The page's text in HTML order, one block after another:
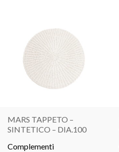
TUTTO
MARS TAPPETO –
SINTETICO – DIA.100
Complementi